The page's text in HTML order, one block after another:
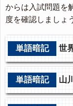
からは入試問題を
度を確認しましょ
単語暗記 世
単語暗記 山